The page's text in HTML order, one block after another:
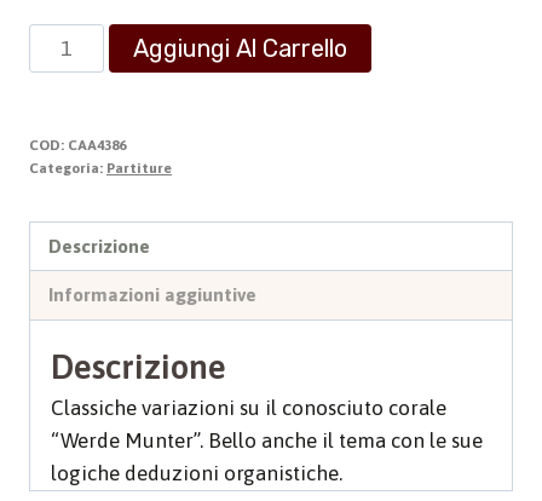
Corale
e
quantità
Aggiungi Al Carrello
COD: CAA4386
Categoria: Partiture
Descrizione
Informazioni aggiuntive
Descrizione
Classiche variazioni su il conosciuto corale
“Werde Munter”. Bello anche il tema con le sue
logiche deduzioni organistiche.